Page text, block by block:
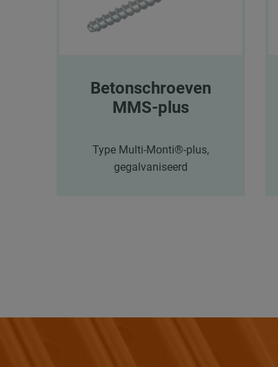
Betonschroeven
MMS-plus
Type Multi-Monti®-plus,
gegalvaniseerd